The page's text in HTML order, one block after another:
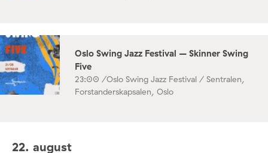
Oslo Swing Jazz Festival – Skinner Swing
Five
23:00 /Oslo Swing Jazz Festival / Sentralen,
Forstanderskapsalen, Oslo
22. august